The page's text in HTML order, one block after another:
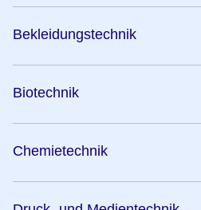
Bekleidungstechnik
Biotechnik
Chemietechnik